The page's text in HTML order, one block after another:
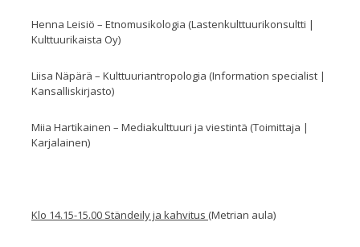
Henna Leisiö – Etnomusikologia (Lastenkulttuurikonsultti |
Kulttuurikaista Oy)
Liisa Näpärä – Kulttuuriantropologia (Information specialist |
Kansalliskirjasto)
Miia Hartikainen – Mediakulttuuri ja viestintä (Toimittaja |
Karjalainen)
Klo 14.15-15.00 Ständeily ja kahvitus (Metrian aula)